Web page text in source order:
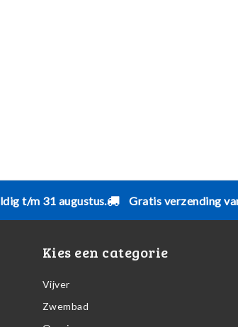
t/m 31 augustus. Gratis verzending
Kies een categorie
Vijver
Zwembad